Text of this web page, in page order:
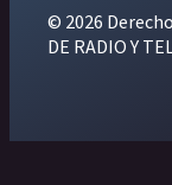
© 2026
DE RADIO Y